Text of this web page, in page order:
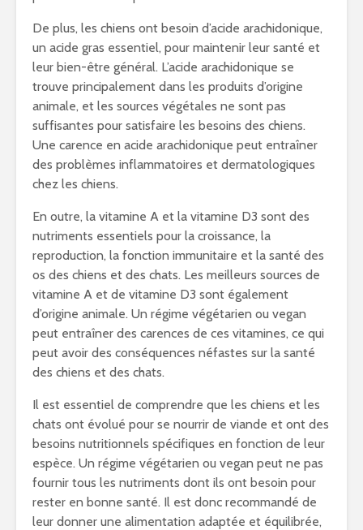
De plus, les chiens ont besoin d’acide arachidonique,
un acide gras essentiel, pour maintenir leur santé et
leur bien-être général. L’acide arachidonique se
trouve principalement dans les produits d’origine
animale, et les sources végétales ne sont pas
suffisantes pour satisfaire les besoins des chiens.
Une carence en acide arachidonique peut entraîner
des problèmes inflammatoires et dermatologiques
chez les chiens.
En outre, la vitamine A et la vitamine D3 sont des
nutriments essentiels pour la croissance, la
reproduction, la fonction immunitaire et la santé des
os des chiens et des chats. Les meilleurs sources de
vitamine A et de vitamine D3 sont également
d’origine animale. Un régime végétarien ou vegan
peut entraîner des carences de ces vitamines, ce qui
peut avoir des conséquences néfastes sur la santé
des chiens et des chats.
Il est essentiel de comprendre que les chiens et les
chats ont évolué pour se nourrir de viande et ont des
besoins nutritionnels spécifiques en fonction de leur
espèce. Un régime végétarien ou vegan peut ne pas
fournir tous les nutriments dont ils ont besoin pour
rester en bonne santé. Il est donc recommandé de
leur donner une alimentation adaptée et équilibrée,